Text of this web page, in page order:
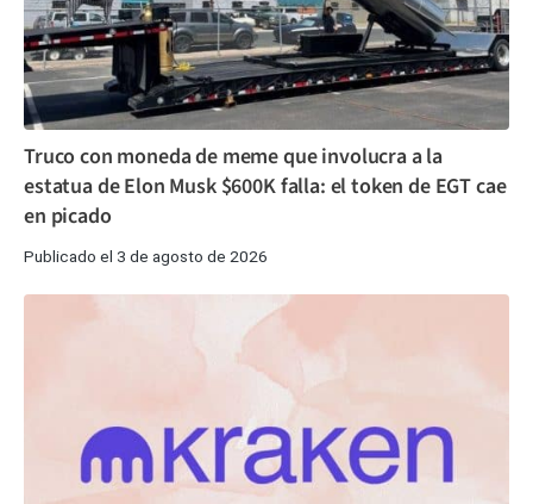
Truco con moneda de meme que involucra a la
estatua de Elon Musk $600K falla: el token de EGT cae
en picado
Publicado el 3 de agosto de 2026